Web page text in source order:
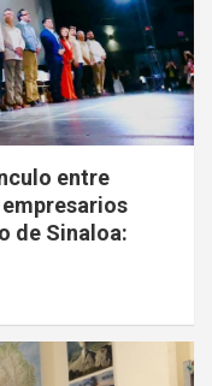
entre
de Sinaloa: